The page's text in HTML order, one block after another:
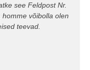
see Feldpost Nr.
võibolla olen
teevad.